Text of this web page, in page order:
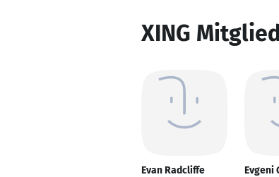
XING
Evan Radcliffe Evgeni